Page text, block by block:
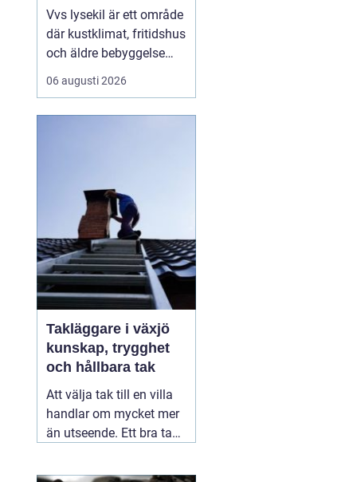
Vvs lysekil är ett område
där kustklimat, fritidshus
och äldre bebyggelse
ställer extra höga krav
på rörarbeten,
av återkommande
säsongsproblem, akuta
läckage och behov...
06 augusti 2026
Takläggare i växjö
kunskap, trygghet
och hållbara tak
Att välja tak till en villa
handlar om mycket mer
än utseende. Ett bra tak
snö, blåst och fukt, och